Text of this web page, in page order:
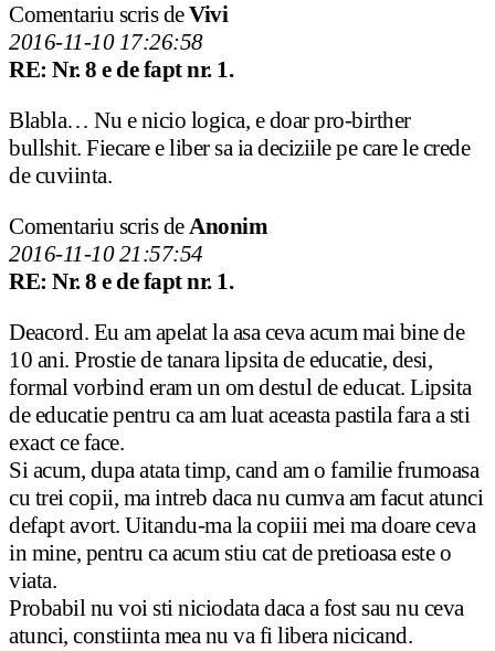
Comentariu scris deVivi
2016-11-10 17:26:58
RE: Nr. 8 e de fapt nr. 1.
Blabla… Nu e nicio logica, e doar pro-birther
bullshit. Fiecare e liber sa ia deciziile pe care le crede
de cuviinta.
Comentariu scris deAnonim
2016-11-10 21:57:54
RE: Nr. 8 e de fapt nr. 1.
Deacord. Eu am apelat la asa ceva acum mai bine de
10 ani. Prostie de tanara lipsita de educatie, desi,
formal vorbind eram un om destul de educat. Lipsita
de educatie pentru ca am luat aceasta pastila fara a sti
exact ce face.
Si acum, dupa atata timp, cand am o familie frumoasa
cu trei copii, ma intreb daca nu cumva am facut atunci
defapt avort. Uitandu-ma la copiii mei ma doare ceva
in mine, pentru ca acum stiu cat de pretioasa este o
viata.
Probabil nu voi sti niciodata daca a fost sau nu ceva
atunci, constiinta mea nu va fi libera nicicand.